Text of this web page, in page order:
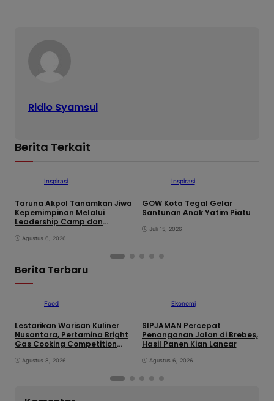
Ridlo Syamsul
Berita Terkait
Inspirasi
Taruna Akpol Tanamkan Jiwa
Kepemimpinan Melalui
Leadership Camp dan
Siswa Sekolah Rakyat
Agustus 6, 2026
Inspirasi
GOW Kota Tegal Gelar
Santunan Anak Yatim Piatu
Juli 15, 2026
Berita Terbaru
Food
Lestarikan Warisan Kuliner
Nusantara, Pertamina Bright
Gas Cooking Competition
Agustus 8, 2026
Ekonomi
SIPJAMAN Percepat
Penanganan Jalan di Brebes,
Hasil Panen Kian Lancar
Agustus 6, 2026